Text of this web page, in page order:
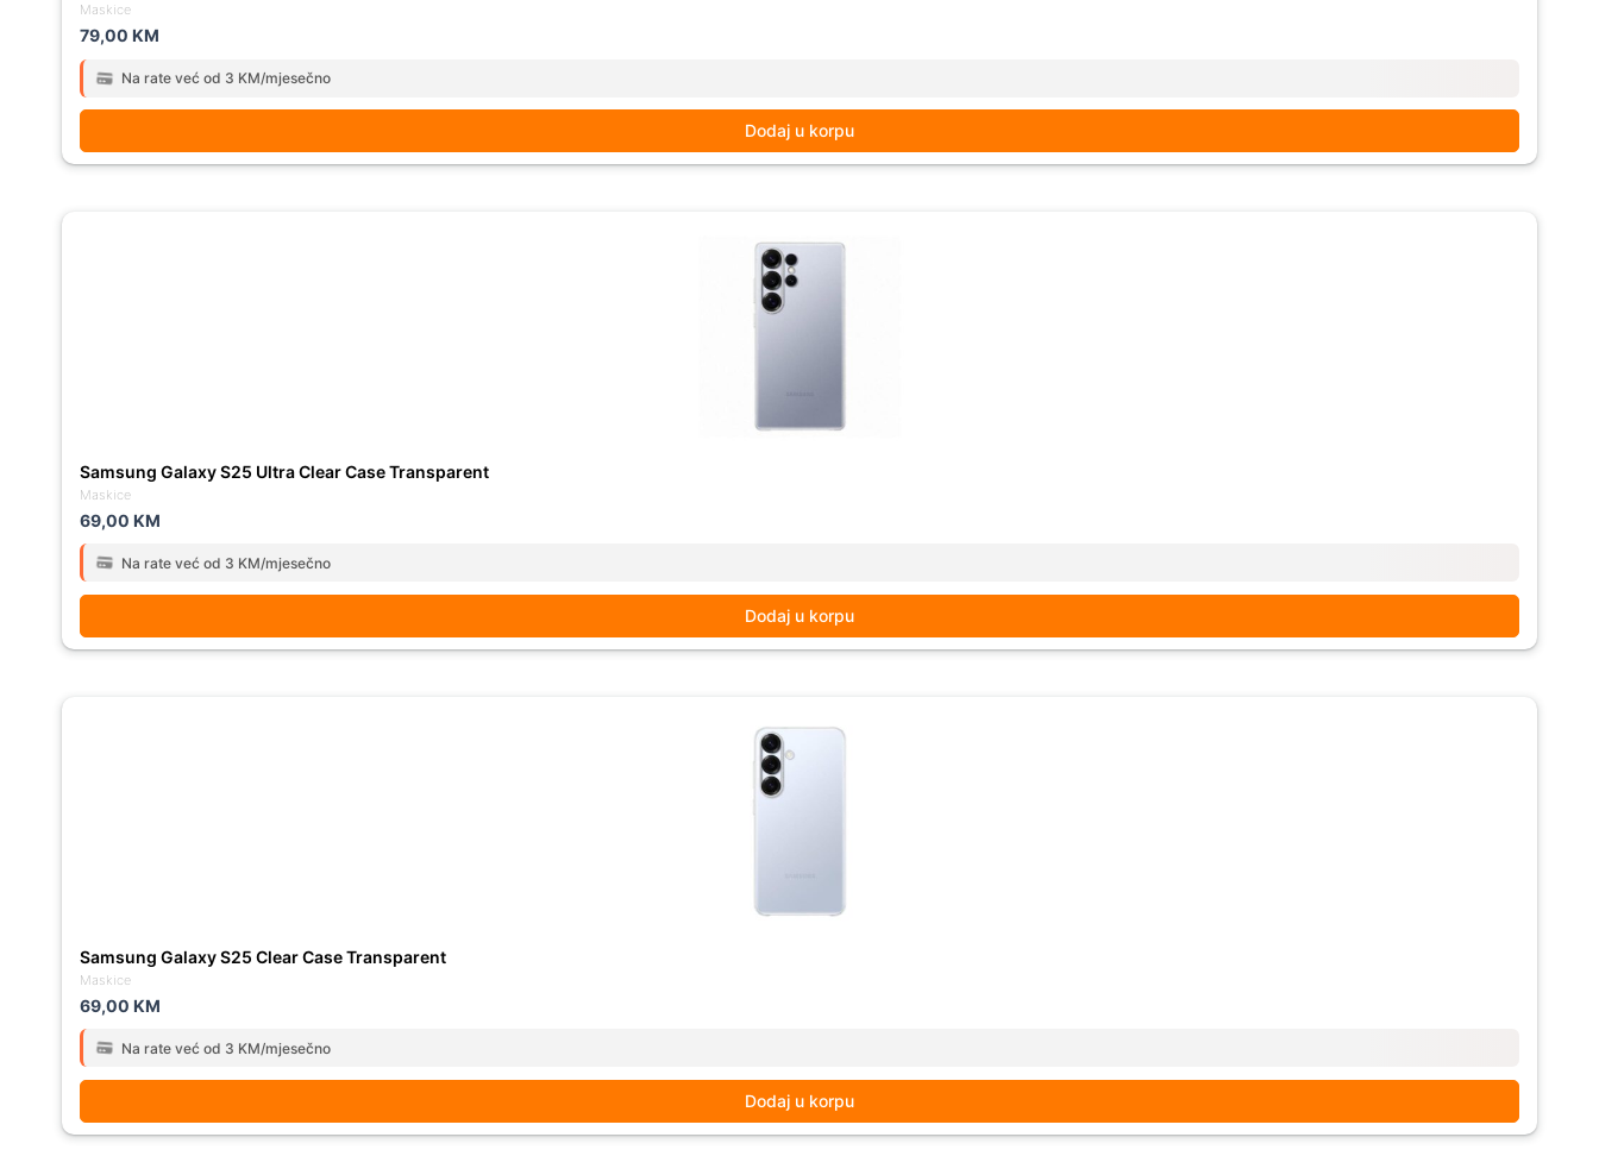
Maskice
79,00 KM
Na rate već od 3 KM/mjesečno
Dodaj u korpu
Maskice
Samsung Galaxy S25 Ultra Clear Case Transparent
69,00 KM
Na rate već od 3 KM/mjesečno
Dodaj u korpu
Maskice
Samsung Galaxy S25 Clear Case Transparent
69,00 KM
Na rate već od 3 KM/mjesečno
Dodaj u korpu